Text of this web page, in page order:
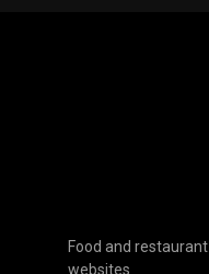
Food and restaurant
websites